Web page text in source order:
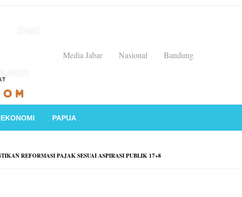
Media Jabar
Nasional Bandung
EKONOMI PAPUA
REFORMASI PAJAK SESUAI ASPIRASI PUBLIK 17+8